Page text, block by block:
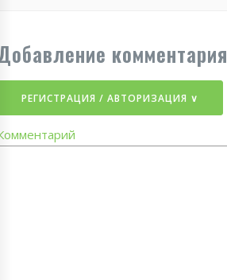
комментария
РЕГИСТРАЦИЯ / АВТОРИЗАЦИЯ ∨